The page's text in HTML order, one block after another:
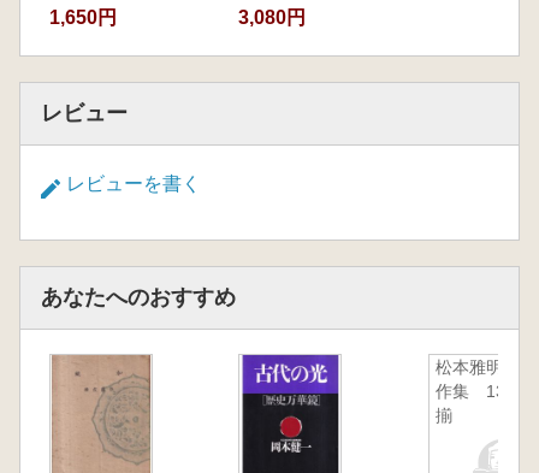
1,650円 3,080円
レビュー
レビューを書く
あなたへのおすすめ
松本雅明著
作集 13冊
揃